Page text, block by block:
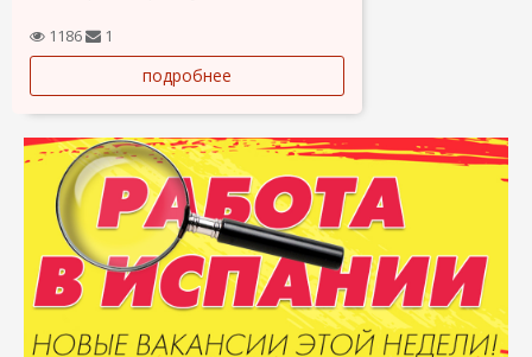
1186
1
подробнее